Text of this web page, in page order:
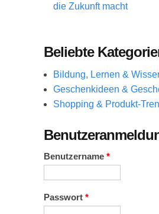
die Zukunft macht
Beliebte
Bildung, Lernen &
Geschenkideen &
Shopping & Produkt-
Benutzername *
Passwort *